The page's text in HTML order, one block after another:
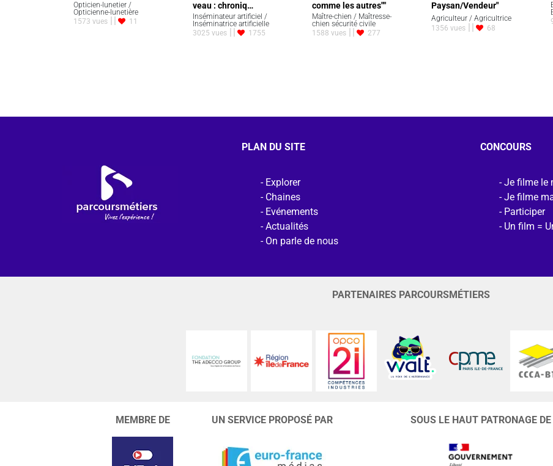
Opticien-lunetier /
Opticienne-lunetière
1573 vues
11
veau : chroniq…
Inséminateur artificiel /
Inséminatrice artificielle
3025 vues
1755
comme les autres""
Maître-chien / Maîtresse-
chien sécurité civile
1588 vues
277
Paysan/Vendeur"
Agriculteur / Agricultrice
1356 vues
68
PLAN DU SITE
Explorer
Chaines
Evénements
Actualités
On parle de nous
CONCOURS
Je filme le
Je filme
Participer
Un film =
PARTENAIRES PARCOURSMÉTIERS
MEMBRE DE UN SERVICE PROPOSÉ PAR SOUS LE HAUT PATRONAGE DE